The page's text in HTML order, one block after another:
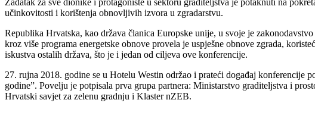
Zadatak za sve dionike i protagoniste u sektoru graditeljstva je potaknuti na
učinkovitosti i korištenja obnovljivih izvora u zgradarstvu.
Republika Hrvatska, kao država članica Europske unije, u svoje je
kroz više programa energetske obnove provela je uspješne obnove zgrada,
iskustva ostalih država, što je i jedan od ciljeva ove konferencije.
27. rujna 2018. godine se u Hotelu Westin održao i prateći događaj konferencije
godine”. Povelju je potpisala prva grupa partnera: Ministarstvo graditeljstva i
Hrvatski savjet za zelenu gradnju i Klaster nZEB.